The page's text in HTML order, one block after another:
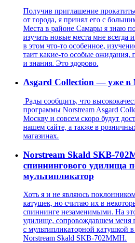
Получив приглашение
от города, я принял его с
Места в районе Самары я знаю
изучать новые места мне всегда
в этом что-то особенное,
таит какие-то особые
и знания. Это здорово.
Asgard Collection — уже в
Рады сообщить, что
программы Norstream Asgard
Москву и совсем скоро будут
нашем сайте, а также в
магазинах.
Norstream Skald SKB-
спиннингового удилища
мультипликатор
Хоть я и не являюсь
катушек, но считаю их в
спиннинге незаменимыми. На
удилище, сопровождавшем меня
с мультипликаторной катушкой
Norstream Skald SKB-702MMH.